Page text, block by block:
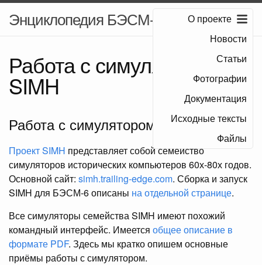
Энциклопедия БЭСМ-6
О проекте
Новости
Статьи
Фотографии
Документация
Исходные тексты
Файлы
Работа с симулятором
SIMH
Работа с симулятором SIMH
Проект SIMH представляет собой семейство
симуляторов исторических компьютеров 60х-80х годов.
Основной сайт: simh.trailing-edge.com. Сборка и запуск
SIMH для БЭСМ-6 описаны на отдельной странице.
Все симуляторы семейства SIMH имеют похожий
командный интерфейс. Имеется общее описание в
формате PDF. Здесь мы кратко опишем основные
приёмы работы с симулятором.